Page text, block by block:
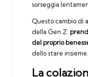
sorseggia
Questo cambio di
della Gen Z:
del proprio
dello stare insieme.
La